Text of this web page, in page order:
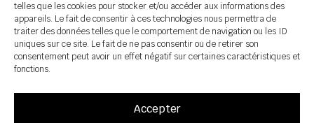
telles que les cookies pour stocker et/ou accéder aux informations des
appareils. Le fait de consentir à ces technologies nous permettra de
traiter des données telles que le comportement de navigation ou les ID
uniques sur ce site. Le fait de ne pas consentir ou de retirer son
consentement peut avoir un effet négatif sur certaines caractéristiques et
fonctions.
Accepter